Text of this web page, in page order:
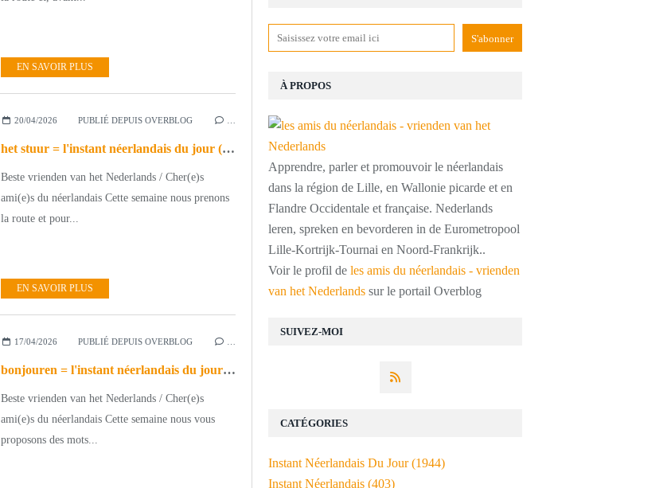
EN SAVOIR PLUS
20/04/2026 PUBLIÉ DEPUIS OVERBLOG
het stuur = l'instant néerlandais du jour (2026_04_20)
Beste vrienden van het Nederlands / Cher(e)s
ami(e)s du néerlandais Cette semaine nous prenons
la route et pour...
EN SAVOIR PLUS
17/04/2026 PUBLIÉ DEPUIS OVERBLOG
bonjouren = l'instant néerlandais du jour (2026_04_17)
Beste vrienden van het Nederlands / Cher(e)s
ami(e)s du néerlandais Cette semaine nous vous
proposons des mots...
SUIVEZ-MOI
À PROPOS
Apprendre, parler et promouvoir le néerlandais
dans la région de Lille, en Wallonie picarde et en
Flandre Occidentale et française. Nederlands
leren, spreken en bevorderen in de Eurometropool
Lille-Kortrijk-Tournai en Noord-Frankrijk..
Voir le profil de les amis du néerlandais - vrienden
van het Nederlands sur le portail Overblog
CATÉGORIES
Instant Néerlandais Du Jour(1944)
Instant Néerlandais (403)